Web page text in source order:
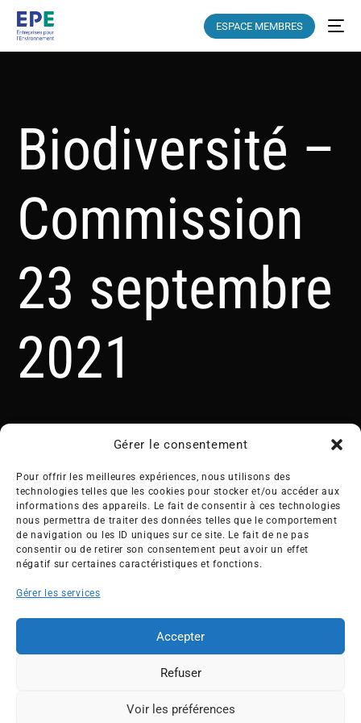
Gérer le consentement
Pour offrir les meilleures expériences, nous utilisons des
technologies telles que les cookies pour stocker et/ou accéder aux
informations des appareils. Le fait de consentir à ces technologies
nous permettra de traiter des données telles que le comportement
de navigation ou les ID uniques sur ce site. Le fait de ne pas
consentir ou de retirer son consentement peut avoir un effet
négatif sur certaines caractéristiques et fonctions.
Gérer les services
Accepter
Refuser
Voir les préférences
ESPACE MEMBRES
Biodiversité –
Commission
23 septembre
2021
Créée en 1992, l’association française des Entreprises pour
l’Environnement (EPE) rassemble une soixantaine de grandes
entreprises françaises et internationales de tous les secteurs
aux enjeux d’une transition écologique intégrée.
Nos membres
Actus
Presse
Contacts
RGPD
ESPACE MEMBRES